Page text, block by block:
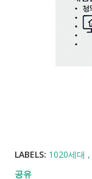
LABELS: 1020세대
공유